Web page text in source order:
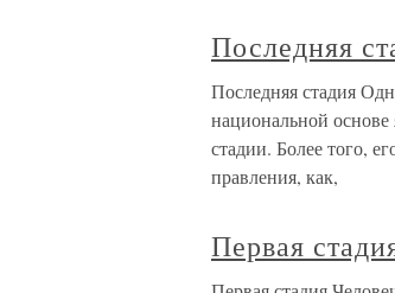
Последняя
Последняя стадия
национальной
стадии. Более того,
правления, как,
Первая